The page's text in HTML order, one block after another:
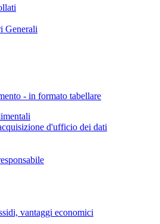
Generali
- in formato tabellare
d'ufficio dei dati
vantaggi economici